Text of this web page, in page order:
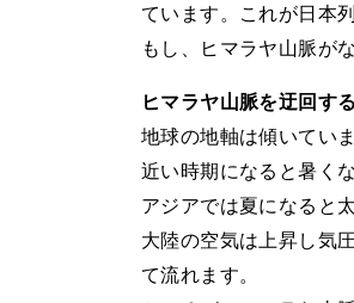
ています。これが日本
もし、ヒマラヤ山脈が
ヒマラヤ山脈を迂回す
地球の地軸は傾いてい
近い時期になると暑く
アジアでは夏になると
大陸の空気は上昇し気
て流れます。